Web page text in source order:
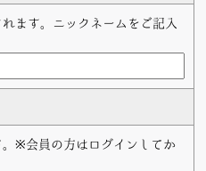
ます。ニックネームをご記入
※会員の方はログインしてか